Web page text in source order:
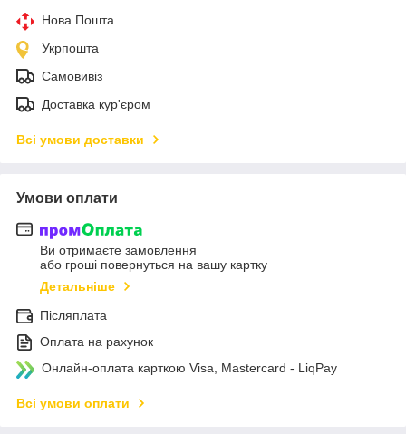
Нова Пошта
Укрпошта
Самовивіз
Доставка кур'єром
Всі умови доставки
Умови оплати
Ви отримаєте замовлення
або гроші повернуться на вашу картку
Детальніше
Післяплата
Оплата на рахунок
Онлайн-оплата карткою Visa, Mastercard - LiqPay
Всі умови оплати